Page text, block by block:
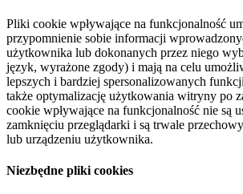
Pliki cookie wpływające na funkcjonalność
przypomnienie sobie informacji
użytkownika lub dokonanych przez niego
język, wyrażone zgody) i mają na celu
lepszych i bardziej spersonalizowanych
także optymalizację użytkowania witryny po
cookie wpływające na funkcjonalność nie są
zamknięciu przeglądarki i są trwale
lub urządzeniu użytkownika.
Niezbędne pliki cookies